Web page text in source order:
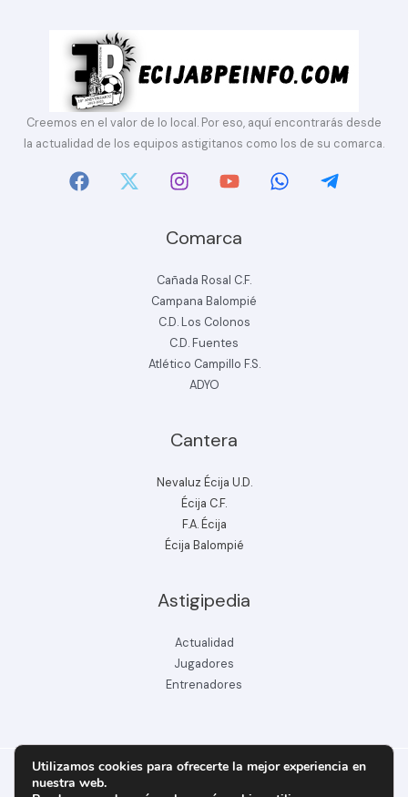
Creemos en el valor de lo local. Por eso, aquí encontrarás desde
la actualidad de los equipos astigitanos como los de su comarca.
Comarca
Cañada Rosal C.F.
Campana Balompié
C.D. Los Colonos
C.D. Fuentes
Atlético Campillo F.S.
ADYO
Cantera
Nevaluz Écija U.D.
Écija C.F.
F.A. Écija
Écija Balompié
Astigipedia
Actualidad
Jugadores
Entrenadores
Utilizamos cookies para ofrecerte la mejor experiencia en
nuestra web.